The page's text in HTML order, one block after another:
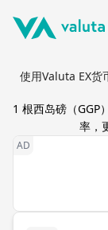
使用Valuta EX货
1 根西岛磅 （GGP
率，